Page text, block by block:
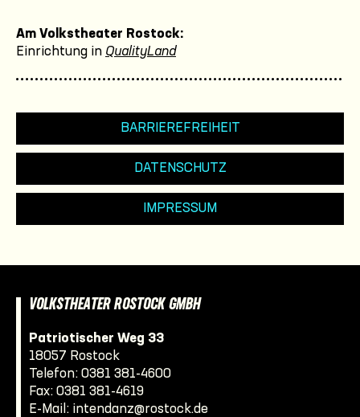
Am Volkstheater Rostock:
Einrichtung in QualityLand
BARRIEREFREIHEIT
DATENSCHUTZ
IMPRESSUM
VOLKSTHEATER ROSTOCK GMBH
Patriotischer Weg 33
18057 Rostock
Telefon: 0381 381-4600
Fax: 0381 381-4619
E-Mail: intendanz@rostock.de